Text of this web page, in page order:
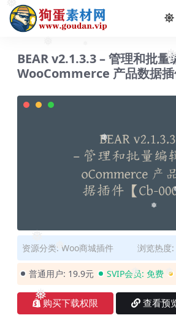
❅
❅
❅
❅
❅
❅
❅
❅ ❅
❅
❅
BEAR v2.1.3.3 – 管理和批量
WooCommerce 产品数据插
资源分类: Woo商城插件 浏览热度:
普通用户: 19.9元 SVIP会员: 免费
购买下载权限 查看预